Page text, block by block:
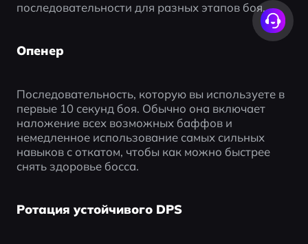
последовательности для разных этапов боя.
Опенер
Последовательность, которую вы используете в
первые 10 секунд боя. Обычно она включает
наложение всех возможных баффов и
немедленное использование самых сильных
навыков с откатом, чтобы как можно быстрее
снять здоровье босса.
Ротация устойчивого DPS